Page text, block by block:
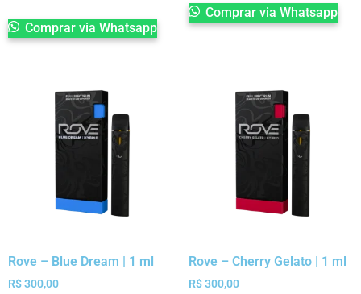
Comprar via Whatsapp
Comprar via Whatsapp
Rove – Blue Dream | 1 ml
R$300,00
Rove – Cherry Gelato | 1 ml
R$300,00